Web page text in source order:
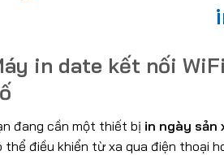
in date kết nối
đang cần một thiết bị in ngày sản
thể điều khiển từ xa qua điện thoại